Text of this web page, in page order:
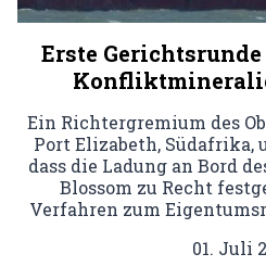
Erste
Ein Richtergremium des
Port Elizabeth, Südafrika,
dass die Ladung an Bord
Blossom zu Recht
Verfahren zum
01. Juli